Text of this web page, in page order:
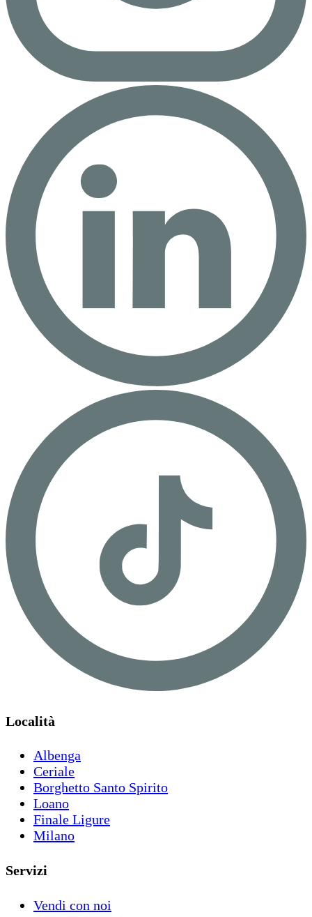
Località
Albenga
Ceriale
Borghetto Santo Spirito
Loano
Finale Ligure
Milano
Servizi
Vendi con noi